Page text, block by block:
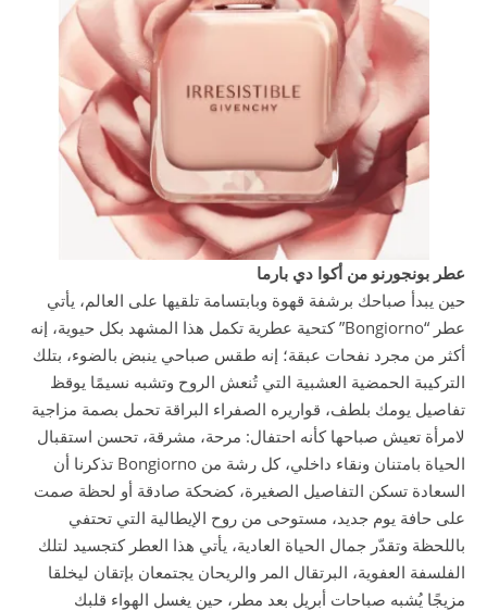
عطر بونجورنو من أكوا دي بارما
حين يبدأ صباحك برشفة قهوة وبابتسامة تلقيها على العالم، يأتي
عطر “Bongiorno” كتحية عطرية تكمل هذا المشهد بكل حيوية، إنه
أكثر من مجرد نفحات عبقة؛ إنه طقس صباحي ينبض بالضوء، بتلك
التركيبة الحمضية العشبية التي تُنعش الروح وتشبه نسيمًا يوقظ
تفاصيل يومك بلطف، قواريره الصفراء البراقة تحمل بصمة مزاجية
لامرأة تعيش صباحها كأنه احتفال: مرحة، مشرقة، تحسن استقبال
الحياة بامتنان ونقاء داخلي، كل رشة من Bongiorno تذكرنا أن
السعادة تسكن التفاصيل الصغيرة، كضحكة صادقة أو لحظة صمت
على حافة يوم جديد، مستوحى من روح الإيطالية التي تحتفي
باللحظة وتقدّر جمال الحياة العادية، يأتي هذا العطر كتجسيد لتلك
الفلسفة العفوية، البرتقال المر والريحان يجتمعان بإتقان ليخلقا
مزيجًا يُشبه صباحات أبريل بعد مطر، حين يغسل الهواء قلبك